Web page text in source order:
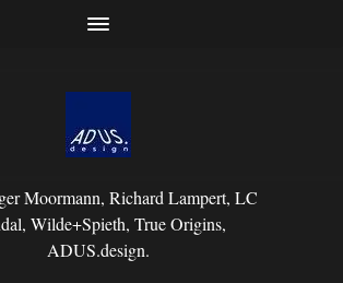
Moormann, Richard Lampert, LC
Wilde+Spieth, True Origins,
ADUS.design.